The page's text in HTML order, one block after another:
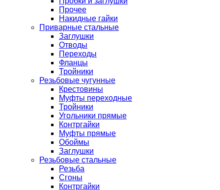
Прочее
Накидные гайки
Приварные стальные
Заглушки
Отводы
Переходы
Фланцы
Тройники
Резьбовые чугунные
Крестовины
Муфты переходные
Тройники
Угольники прямые
Контргайки
Муфты прямые
Обоймы
Заглушки
Резьбовые стальные
Резьба
Сгоны
Контргайки